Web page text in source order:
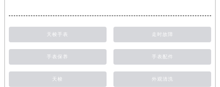
天梭手表 走时故障
手表保养 手表配件
天梭 外观清洗